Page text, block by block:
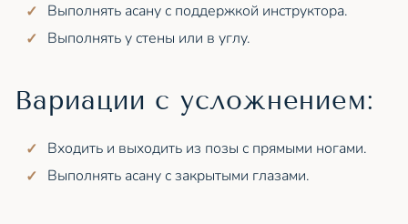
Выполнять асану с поддержкой инструктора.
Выполнять у стены или в углу.
Вариации с усложнением:
Входить и выходить из позы с прямыми ногами.
Выполнять асану с закрытыми глазами.